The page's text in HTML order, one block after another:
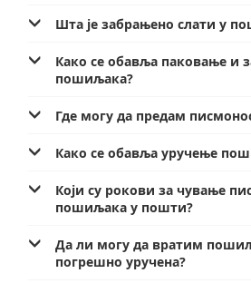
Поштански адресни код (ПАК)
Списак забрањених артикала за увоз
Пуномоћје за уручење поштанских
Поште Pet friendly
Продаја и преконфигурација ТАГ
Шта је забрањено слати у
Како се обавља паковање и
пошиљака?
Где могу да предам
Како се обавља уручење
Који су рокови за чување
пошиљака у пошти?
Да ли могу да вратим
погрешно уручена?